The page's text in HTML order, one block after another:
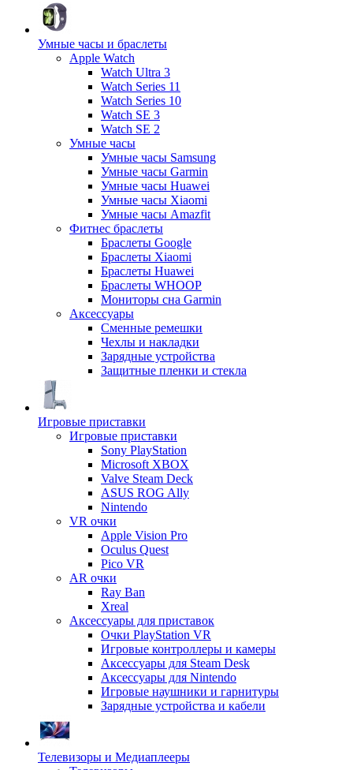
Умные часы и браслеты
Apple Watch
Watch Ultra 3
Watch Series 11
Watch Series 10
Watch SE 3
Watch SE 2
Умные часы
Умные часы Samsung
Умные часы Garmin
Умные часы Huawei
Умные часы Xiaomi
Умные часы Amazfit
Фитнес браслеты
Браслеты Google
Браслеты Xiaomi
Браслеты Huawei
Браслеты WHOOP
Мониторы сна Garmin
Аксессуары
Сменные ремешки
Чехлы и накладки
Зарядные устройства
Защитные пленки и стекла
Игровые приставки
Игровые приставки
Sony PlayStation
Microsoft XBOX
Valve Steam Deck
ASUS ROG Ally
Nintendo
VR очки
Apple Vision Pro
Oculus Quest
Pico VR
AR очки
Ray Ban
Xreal
Аксессуары для приставок
Очки PlayStation VR
Игровые контроллеры и камеры
Аксессуары для Steam Desk
Аксессуары для Nintendo
Игровые наушники и гарнитуры
Зарядные устройства и кабели
Телевизоры и Медиаплееры